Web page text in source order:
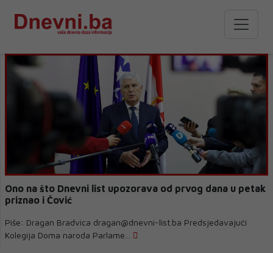
Ono na što Dnevni list upozorava od prvog dana u petak
priznao i Čović
Piše: Dragan Bradvica dragan@dnevni-list.ba Predsjedavajući
Kolegija Doma naroda Parlame...